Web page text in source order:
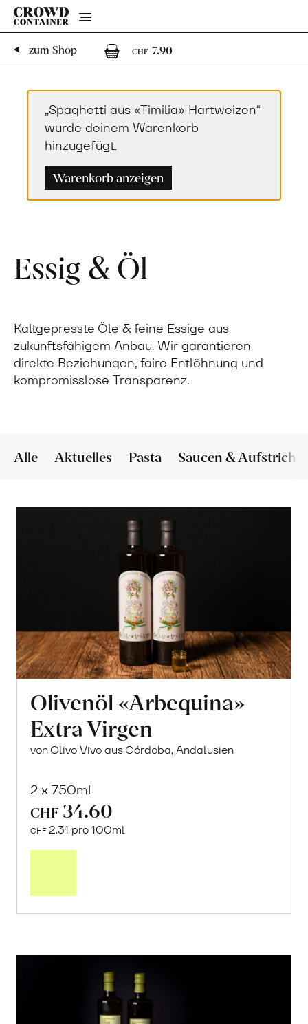
Menu
zum Shop
CHF 7.90
„Spaghetti aus «Timilia» Hartweizen“
wurde deinem Warenkorb
hinzugefügt.
Warenkorb anzeigen
Essig & Öl
Kaltgepresste Öle & feine Essige aus
zukunftsfähigem Anbau. Wir garantieren
direkte Beziehungen, faire Entlöhnung und
kompromisslose Transparenz.
Alle Aktuelles Pasta Saucen & Aufstriche
Olivenöl «Arbequina»
Extra Virgen
von Olivo Vivo aus Córdoba, Andalusien
2 x 750ml
CHF 34.60
CHF 2.31 pro 100ml